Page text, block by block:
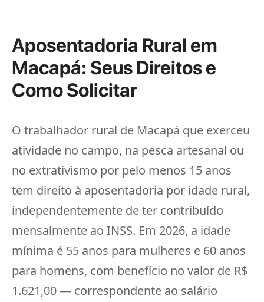
Aposentadoria Rural em
Macapá: Seus Direitos e
Como Solicitar
O trabalhador rural de Macapá que exerceu
atividade no campo, na pesca artesanal ou
no extrativismo por pelo menos 15 anos
tem direito à aposentadoria por idade rural,
independentemente de ter contribuído
mensalmente ao INSS. Em 2026, a idade
mínima é 55 anos para mulheres e 60 anos
para homens, com benefício no valor de R$
1.621,00 — correspondente ao salário